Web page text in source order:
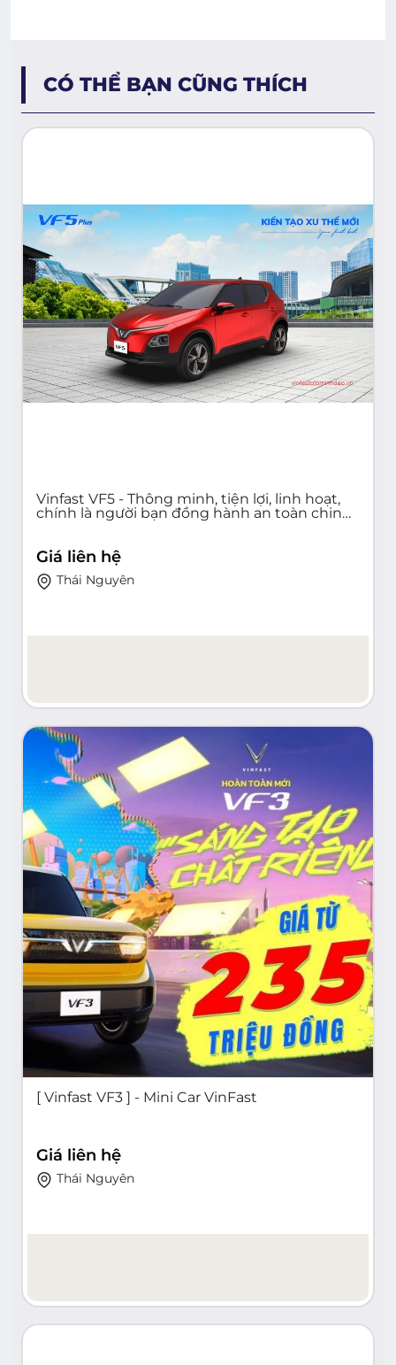
CÓ THỂ BẠN CŨNG THÍCH
Vinfast VF5 - Thông minh, tiện lợi, linh hoạt,
chính là người bạn đồng hành an toàn chinh
Giá liên hệ
Thái Nguyên
[ Vinfast VF3 ] - Mini Car VinFast
Giá liên hệ
Thái Nguyên